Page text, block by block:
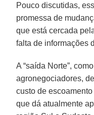
Pouco discutidas,
promessa de
que está cercada
falta de informações
A “saída Norte”,
agronegociadores,
custo de
que dá atualmente